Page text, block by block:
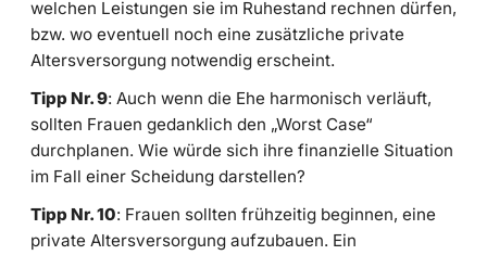
welchen Leistungen sie im Ruhestand rechnen dürfen,
bzw. wo eventuell noch eine zusätzliche private
Altersversorgung notwendig erscheint.
Tipp Nr. 9: Auch wenn die Ehe harmonisch verläuft,
sollten Frauen gedanklich den „Worst Case“
durchplanen. Wie würde sich ihre finanzielle Situation
im Fall einer Scheidung darstellen?
Tipp Nr. 10: Frauen sollten frühzeitig beginnen, eine
private Altersversorgung aufzubauen. Ein